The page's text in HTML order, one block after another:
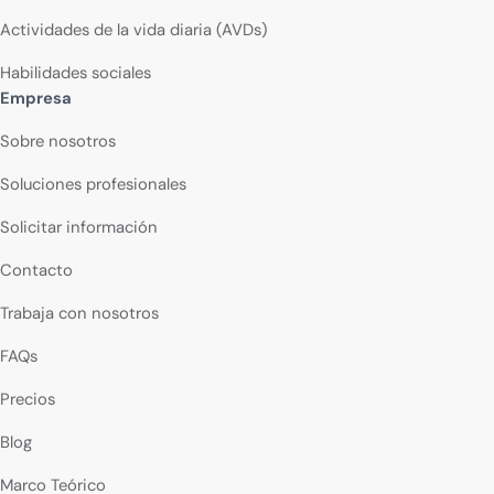
Actividades de la vida diaria (AVDs)
Habilidades sociales
Empresa
Sobre nosotros
Soluciones profesionales
Solicitar información
Contacto
Trabaja con nosotros
FAQs
Precios
Blog
Marco Teórico